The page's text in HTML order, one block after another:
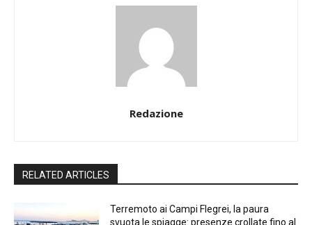
Redazione
RELATED ARTICLES
Terremoto ai Campi Flegrei, la paura
svuota le spiagge: presenze crollate fino al